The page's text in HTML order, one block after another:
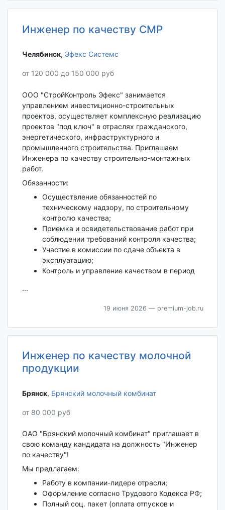
Инженер по качеству СМР
Челябинск‎, Эфекс Системс
от 120 000 до 150 000 руб
ООО "СтройКонтроль Эфекс" занимается
управлением инвестиционно-строительных
проектов, осуществляет комплексную реализацию
проектов "под ключ" в отраслях гражданского,
энергетического, инфраструктурного и
промышленного строительства. Приглашаем
Инженера по качеству строительно-монтажных
работ.
Обязанности:
Осуществление обязанностей по
техническому надзору, по строительному
контролю качества;
Приемка и освидетельствование работ при
соблюдении требований контроля качества;
Участие в комиссии по сдаче объекта в
эксплуатацию;
Контроль и управление качеством в период
...
19 июня 2026 — premium-job.ru
Инженер по качеству молочной
продукции
Брянск‎, Брянский молочный комбинат
от 80 000 руб
ОАО "Брянский молочный комбинат" приглашает в
свою команду кандидата на должность "Инженер
по качеству"!
Мы предлагаем:
Работу в компании-лидере отрасли;
Оформление согласно Трудового Кодекса РФ;
Полный соц. пакет (оплата отпусков и